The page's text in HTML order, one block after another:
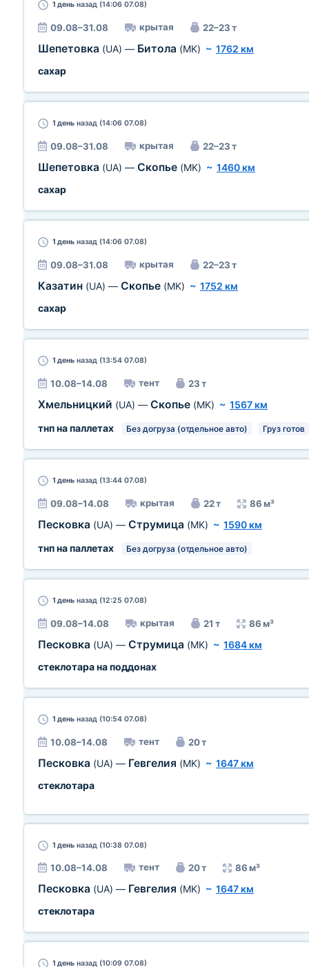
1 день назад (14:06 07.08)
09.08–31.08 крытая 22–23 т
Шепетовка (UA) — Битола (MK) ~ 1762 км
сахар
1 день назад (14:06 07.08)
09.08–31.08 крытая 22–23 т
Шепетовка (UA) — Скопье (MK) ~ 1460 км
сахар
1 день назад (14:06 07.08)
09.08–31.08 крытая 22–23 т
Казатин (UA) — Скопье (MK) ~ 1752 км
сахар
1 день назад (13:54 07.08)
10.08–14.08 тент 23 т
Хмельницкий (UA) — Скопье (MK) ~ 1567 км
тнп на паллетах
Без догруза (отдельное авто) Груз готов
1 день назад (13:44 07.08)
09.08–14.08 крытая 22 т 86 м³
Песковка (UA) — Струмица (MK) ~ 1590 км
тнп на паллетах
Без догруза (отдельное авто)
1 день назад (12:25 07.08)
09.08–14.08 крытая 21 т 86 м³
Песковка (UA) — Струмица (MK) ~ 1684 км
стеклотара на поддонах
1 день назад (10:54 07.08)
10.08–14.08 тент 20 т
Песковка (UA) — Гевгелия (MK) ~ 1647 км
стеклотара
1 день назад (10:38 07.08)
10.08–14.08 тент 20 т 86 м³
Песковка (UA) — Гевгелия (MK) ~ 1647 км
стеклотара
1 день назад (10:09 07.08)